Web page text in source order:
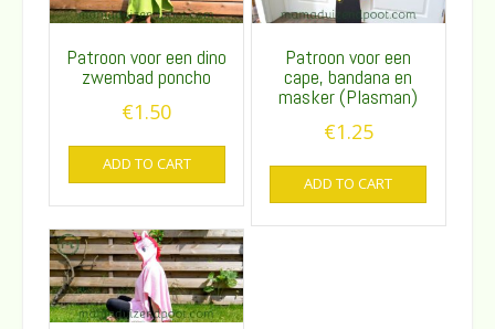
Patroon voor een
cape, bandana en
masker (Plasman)
€1.25
ADD TO CART
Patroon voor een dino
zwembad poncho
€1.50
ADD TO CART